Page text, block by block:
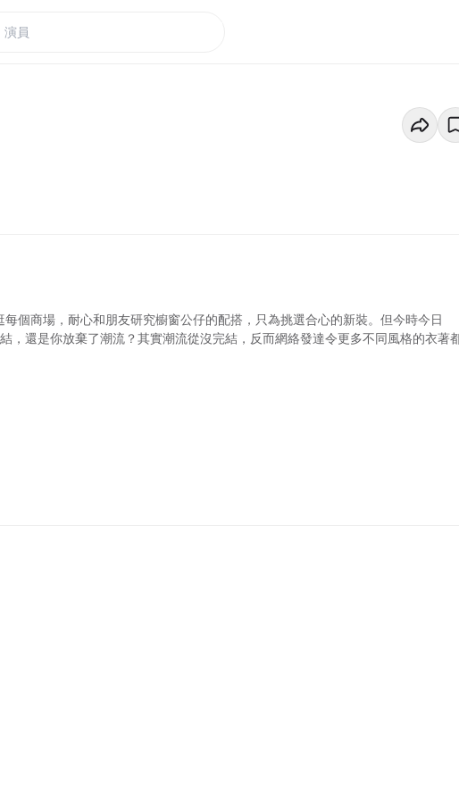
個商場，耐心和朋友研究櫥窗公仔的配搭，只為挑選合心的新裝。但今時今日
還是你放棄了潮流？其實潮流從沒完結，反而網絡發達令更多不同風格的衣著